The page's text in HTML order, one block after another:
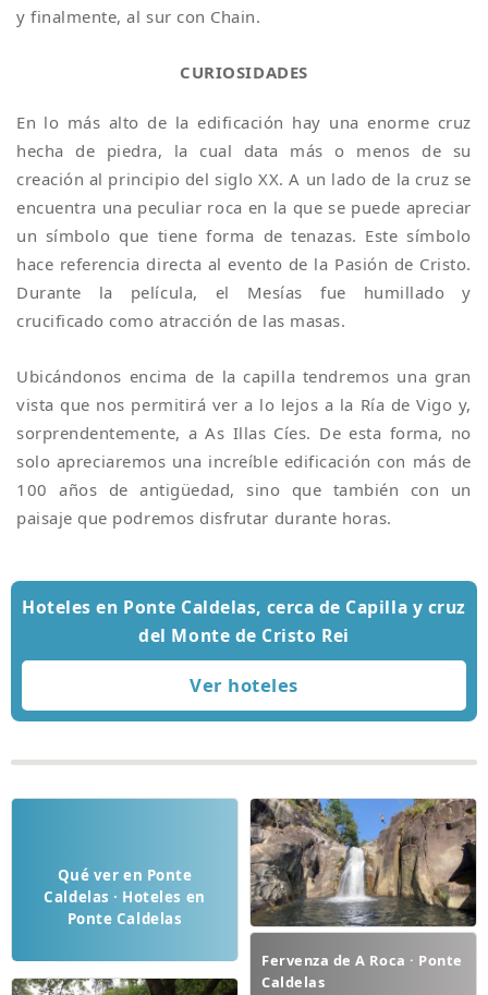
y finalmente, al sur con Chain.
CURIOSIDADES
En lo más alto de la edificación hay una enorme cruz
hecha de piedra, la cual data más o menos de su
creación al principio del siglo XX. A un lado de la cruz se
encuentra una peculiar roca en la que se puede apreciar
un símbolo que tiene forma de tenazas. Este símbolo
hace referencia directa al evento de la Pasión de Cristo.
Durante la película, el Mesías fue humillado y
crucificado como atracción de las masas.
Ubicándonos encima de la capilla tendremos una gran
vista que nos permitirá ver a lo lejos a la Ría de Vigo y,
sorprendentemente, a As Illas Cíes. De esta forma, no
solo apreciaremos una increíble edificación con más de
100 años de antigüedad, sino que también con un
paisaje que podremos disfrutar durante horas.
Hoteles en Ponte Caldelas, cerca de Capilla y cruz
del Monte de Cristo Rei
Qué ver en Ponte
Caldelas · Hoteles en
Ponte Caldelas
Fervenza de A Roca · Ponte
Caldelas